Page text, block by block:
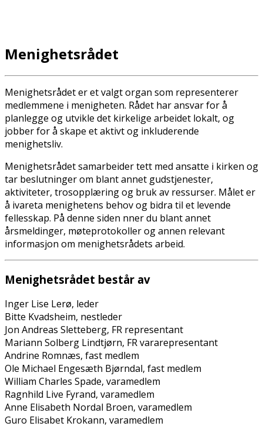
Menighetsrådet
Menighetsrådet er et valgt organ som representerer
medlemmene i menigheten. Rådet har ansvar for å
planlegge og utvikle det kirkelige arbeidet lokalt, og
jobber for å skape et aktivt og inkluderende
menighetsliv.
Menighetsrådet samarbeider tett med ansatte i kirken og
tar beslutninger om blant annet gudstjenester,
aktiviteter, trosopplæring og bruk av ressurser. Målet er
å ivareta menighetens behov og bidra til et levende
fellesskap. På denne siden finner du blant annet
årsmeldinger, møteprotokoller og annen relevant
informasjon om menighetsrådets arbeid.
Menighetsrådet består av
Inger Lise Lerø, leder
Bitte Kvadsheim, nestleder
Jon Andreas Sletteberg, FR representant
Mariann Solberg Lindtjørn, FR vararepresentant
Andrine Romnæs, fast medlem
Ole Michael Engesæth Bjørndal, fast medlem
William Charles Spade, varamedlem
Ragnhild Live Fyrand, varamedlem
Anne Elisabeth Nordal Broen, varamedlem
Guro Elisabet Krokann, varamedlem